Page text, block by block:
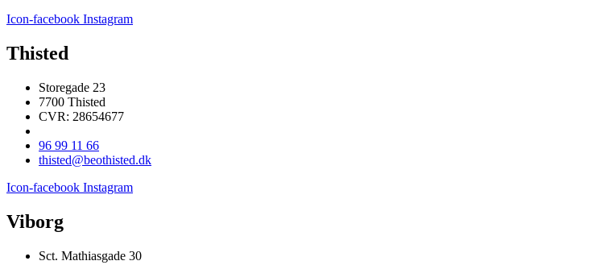
Icon-facebook Instagram
Thisted
Storegade 23
7700 Thisted
CVR: 28654677
96 99 11 66
thisted@beothisted.dk
Icon-facebook Instagram
Viborg
Sct. Mathiasgade 30